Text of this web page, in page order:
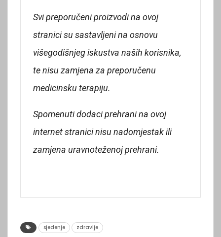
Svi preporučeni proizvodi na ovoj
stranici su sastavljeni na osnovu
višegodišnjeg iskustva naših korisnika,
te nisu zamjena za preporučenu
medicinsku terapiju.
Spomenuti dodaci prehrani na ovoj
internet stranici nisu nadomjestak ili
zamjena uravnoteženoj prehrani.
sjedenje zdravlje